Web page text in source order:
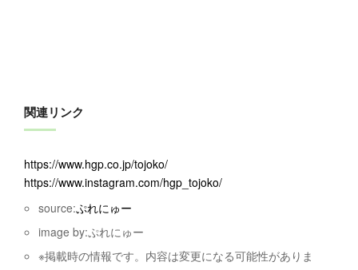
関連リンク
https://www.hgp.co.jp/tojoko/
https://www.instagram.com/hgp_tojoko/
source:ぷれにゅー
image by:ぷれにゅー
※掲載時の情報です。内容は変更になる可能性がありま